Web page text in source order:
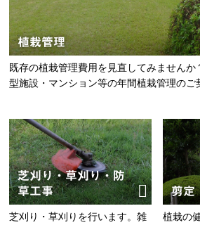
植栽管理
既存の植栽管理費用を見直してみません
型施設・マンション等の年間植栽管理のご
芝刈り・草刈り・防
草工事
芝刈り・草刈りを行います。雑
剪定
植栽の